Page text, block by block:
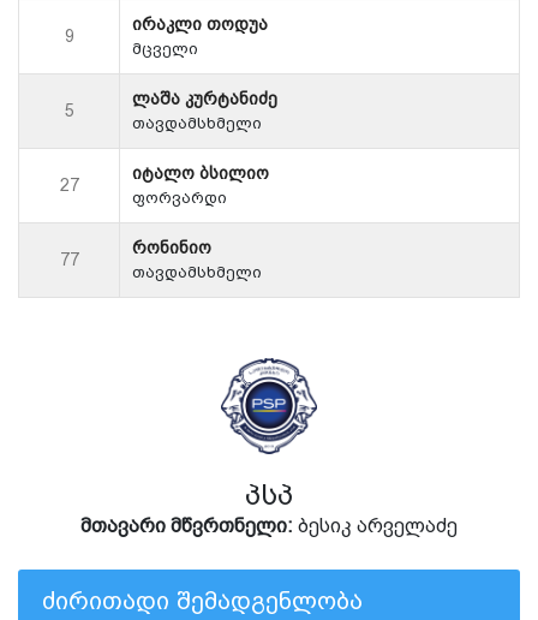
9
ირაკლი თოდუა
მცველი
5
ლაშა კურტანიძე
თავდამსხმელი
27
იტალო ბსილიო
ფორვარდი
77
რონინიო
თავდამსხმელი
პსპ
მთავარი მწვრთნელი: ბესიკ არველაძე
ძირითადი შემადგენლობა